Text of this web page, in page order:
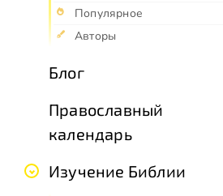
Популярное
Авторы
Блог
Православный
календарь
Изучение Библии